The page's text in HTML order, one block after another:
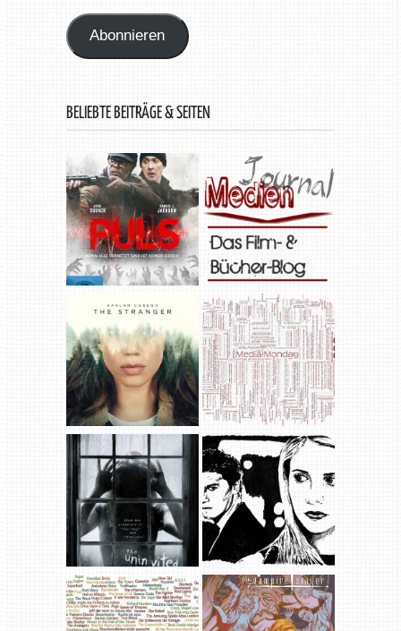
Abonnieren
BELIEBTE BEITRÄGE & SEITEN